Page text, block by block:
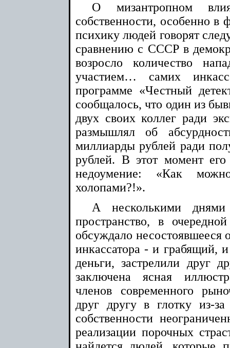
О мизантропном
собственности, особенно в
психику людей говорят
сравнению с СССР в
возросло количество
участием… самих
программе «Честный
сообщалось, что один из
двух своих коллег ради
размышлял об
миллиарды рублей ради
рублей. В этот момент
недоумение: «Как
холопами?!».
А несколькими
пространство, в
обсуждало несостоявшееся
инкассатора - и грабящий,
деньги, застрелили друг
заключена ясная
членов современного
друг другу в глотку из-
собственности
реализации порочных